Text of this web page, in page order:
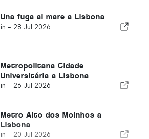
Una fuga al mare a Lisbona
in - 28 Jul 2026
Metropolitana Cidade
Universitária a Lisbona
in - 26 Jul 2026
Metro Alto dos Moinhos a
Lisbona
in - 20 Jul 2026